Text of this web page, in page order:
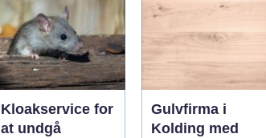
Kloakservice for
at undgå
Gulvfirma i
Kolding med